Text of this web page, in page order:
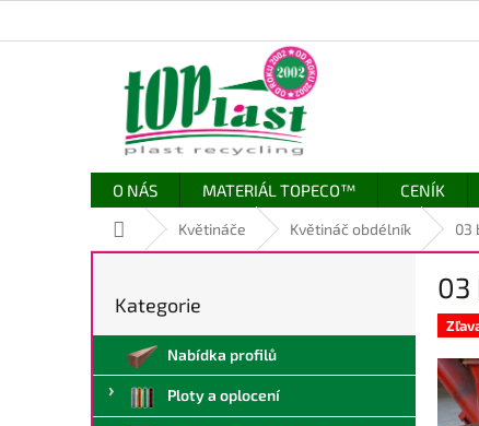
O NÁS MATERIÁL TOPECO™ CENÍK
Domů Květináče Květináč obdélník 03
t
a
Přeskočit
Kategorie
Nabídka profilů
Ploty a oplocení
03